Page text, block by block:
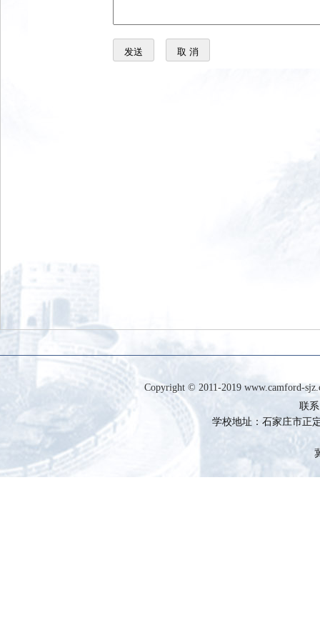
Copyright © 2011-2019 www.camford-
联
学校地址：石家庄市正